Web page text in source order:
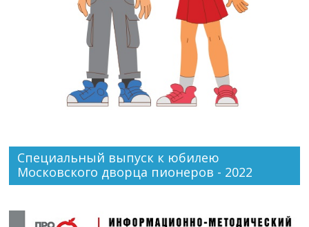
Специальный выпуск к юбилею
Московского дворца пионеров - 2022